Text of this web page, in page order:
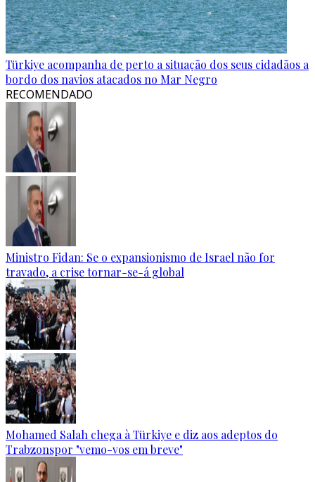
Türkiye acompanha de perto a situação dos seus cidadãos a
bordo dos navios atacados no Mar Negro
RECOMENDADO
Ministro Fidan: Se o expansionismo de Israel não for
travado, a crise tornar-se-á global
Mohamed Salah chega à Türkiye e diz aos adeptos do
Trabzonspor "vemo-vos em breve"